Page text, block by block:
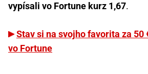
vypísali vo Fortune kurz 1,67.
Stav si na svojho favorita za 50
vo Fortune